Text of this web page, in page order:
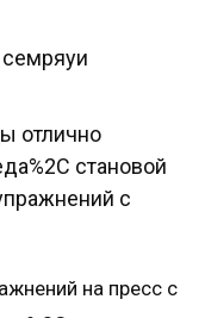
семряуи
отлично
становой
с
на пресс с